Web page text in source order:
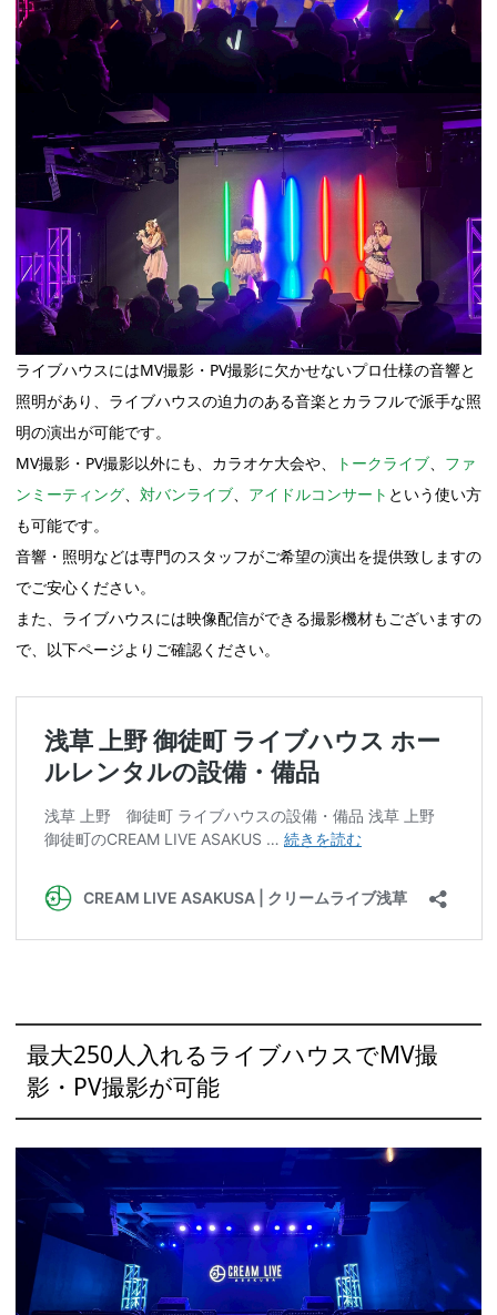
ライブハウスにはMV撮影・PV撮影に欠かせないプロ仕様の音響と
照明があり、ライブハウスの迫力のある音楽とカラフルで派手な照
明の演出が可能です。
MV撮影・PV撮影以外にも、カラオケ大会や、
トークライブ、 ファ
ンミーティング、 対バンライブ、 アイドルコンサート という使い方
も可能です。
音響・照明などは専門のスタッフがご希望の演出を提供致しますの
でご安心ください。
また、ライブハウスには映像配信ができる撮影機材もございますの
で、以下ページよりご確認ください。
最大250人入れるライブハウスでMV撮
影・PV撮影が可能